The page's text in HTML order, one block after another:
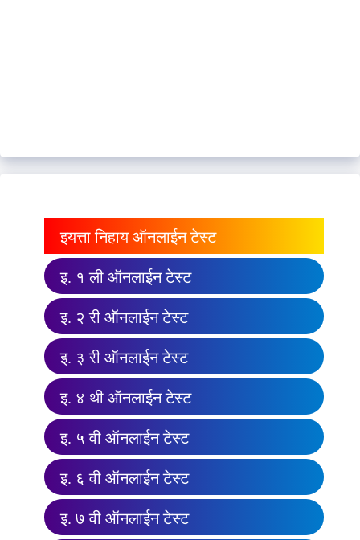
इयत्ता निहाय ऑनलाईन टेस्ट
इ. १ ली ऑनलाईन टेस्ट
इ. २ री ऑनलाईन टेस्ट
इ. ३ री ऑनलाईन टेस्ट
इ. ४ थी ऑनलाईन टेस्ट
इ. ५ वी ऑनलाईन टेस्ट
इ. ६ वी ऑनलाईन टेस्ट
इ. ७ वी ऑनलाईन टेस्ट